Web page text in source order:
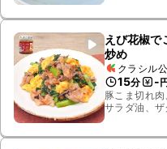
えび花椒で
炒め
クラシル
15分 -
豚こま切れ
サラダ油、